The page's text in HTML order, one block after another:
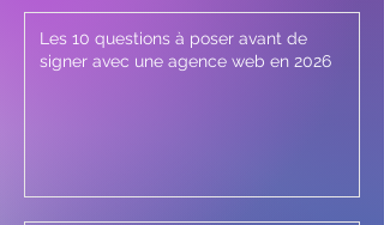
Les 10 questions à poser avant de
signer avec une agence web en 2026